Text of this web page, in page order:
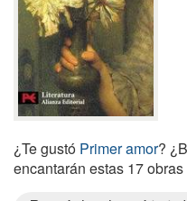
¿Te gustó Primer amor?
encantarán estas 17